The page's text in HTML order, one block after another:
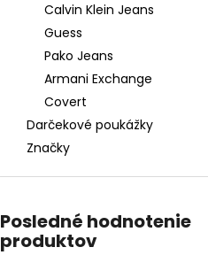
Calvin Klein Jeans
Guess
Pako Jeans
Armani Exchange
Covert
Darčekové poukážky
Značky
Posledné hodnotenie
produktov